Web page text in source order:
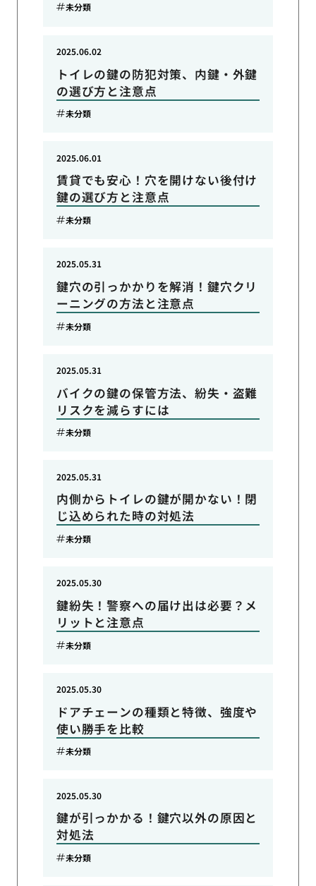
未分類
トイレの鍵の防犯対策、内鍵・外鍵
の選び方と注意点
2025.06.02
未分類
賃貸でも安心！穴を開けない後付け
鍵の選び方と注意点
2025.06.01
未分類
鍵穴の引っかかりを解消！鍵穴クリ
ーニングの方法と注意点
2025.05.31
未分類
バイクの鍵の保管方法、紛失・盗難
リスクを減らすには
2025.05.31
未分類
内側からトイレの鍵が開かない！閉
じ込められた時の対処法
2025.05.31
未分類
鍵紛失！警察への届け出は必要？メ
リットと注意点
2025.05.30
未分類
ドアチェーンの種類と特徴、強度や
使い勝手を比較
2025.05.30
未分類
鍵が引っかかる！鍵穴以外の原因と
対処法
2025.05.30
未分類